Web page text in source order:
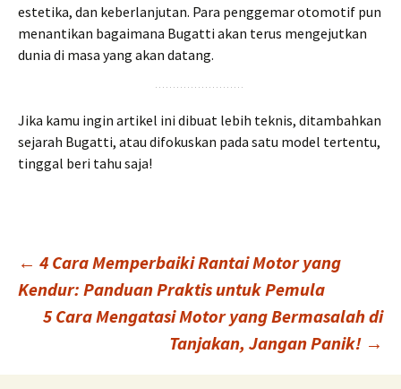
estetika, dan keberlanjutan. Para penggemar otomotif pun
menantikan bagaimana Bugatti akan terus mengejutkan
dunia di masa yang akan datang.
Jika kamu ingin artikel ini dibuat lebih teknis, ditambahkan
sejarah Bugatti, atau difokuskan pada satu model tertentu,
tinggal beri tahu saja!
Post
navigation
← 4 Cara Memperbaiki Rantai Motor yang
Kendur: Panduan Praktis untuk Pemula
5 Cara Mengatasi Motor yang Bermasalah di
Tanjakan, Jangan Panik! →